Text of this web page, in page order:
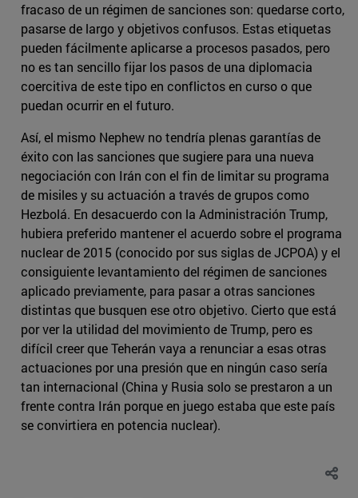
fracaso de un régimen de sanciones son: quedarse corto,
pasarse de largo y objetivos confusos. Estas etiquetas
pueden fácilmente aplicarse a procesos pasados, pero
no es tan sencillo fijar los pasos de una diplomacia
coercitiva de este tipo en conflictos en curso o que
puedan ocurrir en el futuro.
Así, el mismo Nephew no tendría plenas garantías de
éxito con las sanciones que sugiere para una nueva
negociación con Irán con el fin de limitar su programa
de misiles y su actuación a través de grupos como
Hezbolá. En desacuerdo con la Administración Trump,
hubiera preferido mantener el acuerdo sobre el programa
nuclear de 2015 (conocido por sus siglas de JCPOA) y el
consiguiente levantamiento del régimen de sanciones
aplicado previamente, para pasar a otras sanciones
distintas que busquen ese otro objetivo. Cierto que está
por ver la utilidad del movimiento de Trump, pero es
difícil creer que Teherán vaya a renunciar a esas otras
actuaciones por una presión que en ningún caso sería
tan internacional (China y Rusia solo se prestaron a un
frente contra Irán porque en juego estaba que este país
se convirtiera en potencia nuclear).